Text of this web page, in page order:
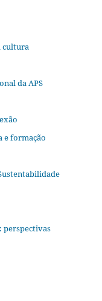
cultura
da APS
e formação
perspectivas